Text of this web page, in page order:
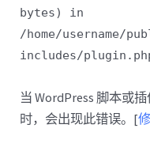
bytes) in
/home/username/
includes/
当 WordPress 脚本或
时，会出现此错误。[